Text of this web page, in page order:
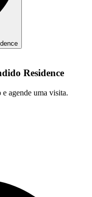
Residence
agende uma visita.